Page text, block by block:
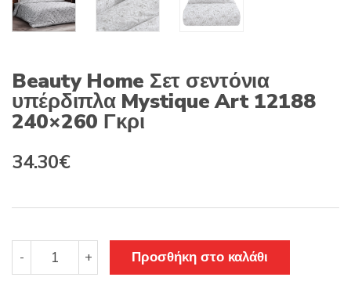
Beauty Home Σετ σεντόνια
υπέρδιπλα Mystique Art 12188
240×260 Γκρι
Original
49.00€.
34.30€Η
είναι:
34.30€.
-
Beauty
Home
+ Προσθήκη στο καλάθι